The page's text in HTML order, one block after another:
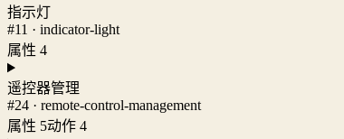
指示灯
#11 · indicator-light
属性 4
遥控器管理
#24 · remote-control-management
属性 5动作 4